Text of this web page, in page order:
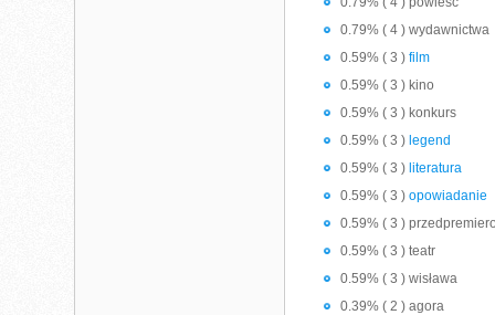
0.79% ( 4 ) wydawnictwa
0.59% ( 3 )film
0.59% ( 3 ) kino
0.59% ( 3 ) konkurs
0.59% ( 3 ) legend
0.59% ( 3 ) literatura
0.59% ( 3 )opowiadanie
0.59% ( 3 )
0.59% ( 3 ) teatr
0.59% ( 3 ) wisława
0.39% ( 2 ) agora